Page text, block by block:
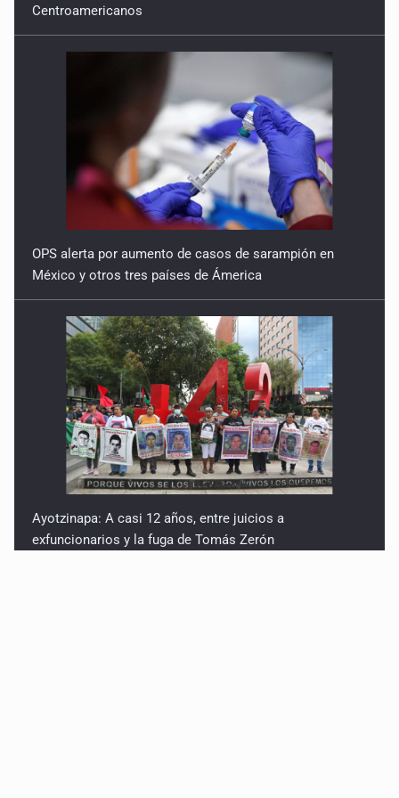
México y otros tres países de Ámerica
exfuncionarios y la fuga de Tomás Zerón